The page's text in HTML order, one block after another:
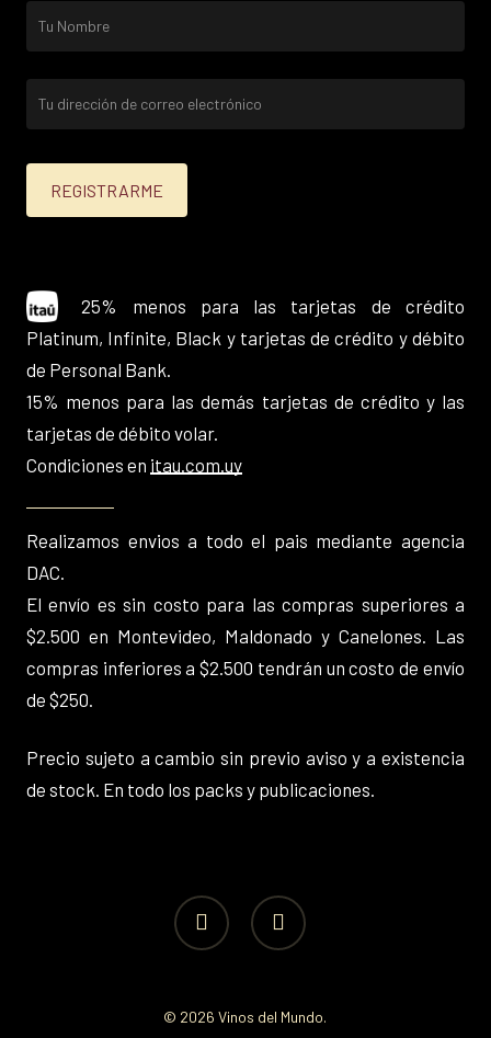
25% menos para las tarjetas de crédito
Platinum, Infinite, Black y tarjetas de crédito y débito
de Personal Bank.
15% menos para las demás tarjetas de crédito y las
tarjetas de débito volar.
Condiciones en itau.com.uy
Realizamos envios a todo el pais mediante agencia
DAC.
El envío es sin costo para las compras superiores a
$2.500 en Montevideo, Maldonado y Canelones. Las
compras inferiores a $2.500 tendrán un costo de envío
de $250.
Precio sujeto a cambio sin previo aviso y a existencia
de stock. En todo los packs y publicaciones.
facebook instagram
© 2026 Vinos del Mundo.